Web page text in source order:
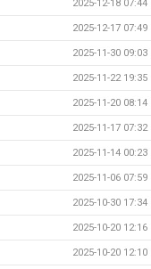
2025-12-18 07:44
2025-12-17 07:49
2025-11-30 09:03
2025-11-22 19:35
2025-11-20 08:14
2025-11-17 07:32
2025-11-14 00:23
2025-11-06 07:59
2025-10-30 17:34
2025-10-20 12:16
2025-10-20 12:10